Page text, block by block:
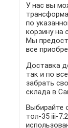
У нас вы
по
корзину на
Мы
все
Доставка
так и по
забрать
склада в
Выбирайте
тол-35 iii-